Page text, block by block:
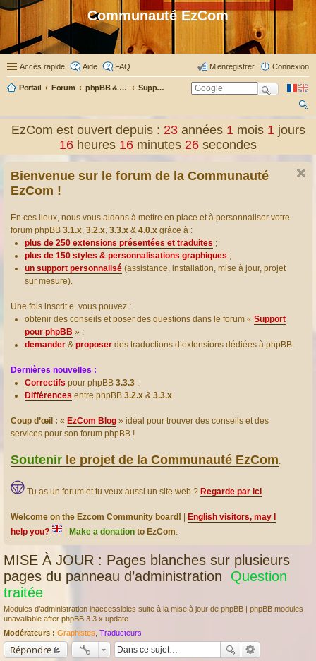
Communauté EzCom
Accès rapide Aide FAQ Connexion
M’enregistrer
Portail Forum phpBB & Co Support pour phpBB
ch
er
EzCom est ouvert depuis : 23 années1 mois1 jours
16 heures 16 minutes 27 secondes
Bienvenue sur le forum de la Communauté
EzCom !
En ces lieux, nous vous aidons à mettre en place et à personnaliser votre
forum phpBB 3.1.x, 3.2.x, 3.3.x & 4.0.x grâce à :
plus de 250 extensions présentées et traduites ;
plus de 150 styles & personnalisations graphiques ;
un support personnalisé (assistance, installation, mise à jour, projet
sur mesure).
Une fois inscrit.e, vous pouvez :
obtenir des conseils et poser des questions dans le forum « Support
pour phpBB » ;
demander & proposer des traductions d’extensions dédiées à phpBB.
Dernières nouvelles :
Correctifs pour phpBB 3.3.3 ;
Différences entre phpBB 3.2.x & 3.3.x.
Coup d’œil : « EzCom Blog » idéal pour trouver des conseils et des
services pour son forum phpBB !
Soutenir le projet de la Communauté EzCom.
Tu as un forum et tu veux aussi un site web ? Regarde par ici.
Welcome on the Ezcom Community board!
English visitors, may I
help you?
Make a donation to EzCom.
MISE À JOUR : Pages blanches sur plusieurs
pages du panneau d’administration
Question
traitée
Modules d’administration inaccessibles suite à la mise à jour de phpBB | phpBB modules
unavailable after phpBB 3.3.x update.
Modérateurs : Graphistes Traducteurs
Répondre